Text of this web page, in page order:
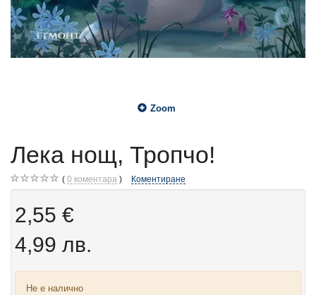
Zoom
Лека нощ, Тропчо!
0 коментара Коментиране
2,55 €
4,99 лв.
Не е налично